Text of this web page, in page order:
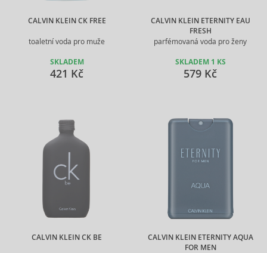
CALVIN KLEIN CK FREE
toaletní voda pro muže
SKLADEM
421 Kč
CALVIN KLEIN ETERNITY EAU
FRESH
parfémovaná voda pro ženy
SKLADEM 1 KS
579 Kč
CALVIN KLEIN CK BE
CALVIN KLEIN ETERNITY AQUA
FOR MEN